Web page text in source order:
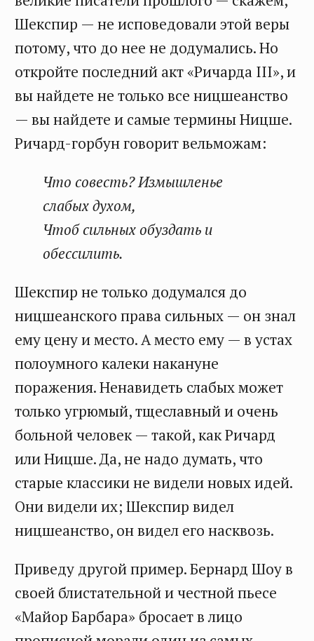
Шекспир — не исповедовали этой веры
потому, что до нее не додумались. Но
откройте последний акт «Ричарда III», и
вы найдете не только все ницшеанство
— вы найдете и самые термины Ницше.
Ричард-горбун говорит вельможам:
Что совесть? Измышленье
слабых духом,
Чтоб сильных обуздать и
обессилить.
Шекспир не только додумался до
ницшеанского права сильных — он знал
ему цену и место. А место ему — в устах
полоумного калеки накануне
поражения. Ненавидеть слабых может
только угрюмый, тщеславный и очень
больной человек — такой, как Ричард
или Ницше. Да, не надо думать, что
старые классики не видели новых идей.
Они видели их; Шекспир видел
ницшеанство, он видел его насквозь.
Приведу другой пример. Бернард Шоу в
своей блистательной и честной пьесе
«Майор Барбара» бросает в лицо